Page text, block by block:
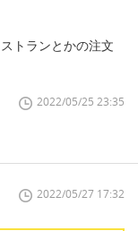
トランとかの注文
2022/05/25 23:35
2022/05/27 17:32